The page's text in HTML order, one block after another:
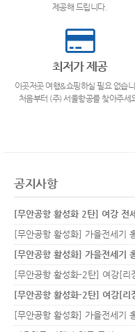
제공해 드립니다.
최저가 제공
이곳저곳 여행&쇼핑하실 필요 없습니
처음부터 (주) 서울항공를 찾아주세
공지사항
[무안공항 활성화 2탄] 여강 전
[무안공항 활성화] 가을전세기
[무안공항 활성화] 가을전세기
[무안공항 활성화-2탄] 여강[
[무안공항 활성화-2탄] 여강[